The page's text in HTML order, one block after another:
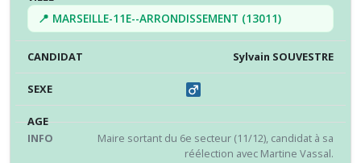
📍 MARSEILLE-11E--ARRONDISSEMENT (13011)
Sylvain SOUVESTRE
Maire sortant du 6e secteur (11/12), candidat à sa
réélection avec Martine Vassal.